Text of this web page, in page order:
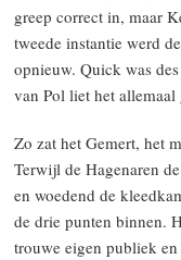
greep correct in, maar
tweede instantie werd
opnieuw. Quick was
van Pol liet het
Zo zat het Gemert, het
Terwijl de Hagenaren
en woedend de
de drie punten binnen.
trouwe eigen publiek